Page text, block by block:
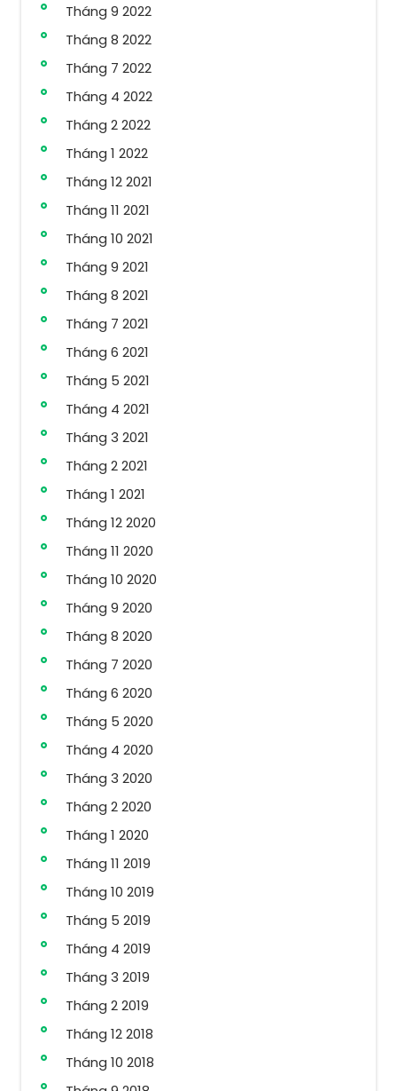
Tháng 9 2022
Tháng 8 2022
Tháng 7 2022
Tháng 4 2022
Tháng 2 2022
Tháng 1 2022
Tháng 12 2021
Tháng 11 2021
Tháng 10 2021
Tháng 9 2021
Tháng 8 2021
Tháng 7 2021
Tháng 6 2021
Tháng 5 2021
Tháng 4 2021
Tháng 3 2021
Tháng 2 2021
Tháng 1 2021
Tháng 12 2020
Tháng 11 2020
Tháng 10 2020
Tháng 9 2020
Tháng 8 2020
Tháng 7 2020
Tháng 6 2020
Tháng 5 2020
Tháng 4 2020
Tháng 3 2020
Tháng 2 2020
Tháng 1 2020
Tháng 11 2019
Tháng 10 2019
Tháng 5 2019
Tháng 4 2019
Tháng 3 2019
Tháng 2 2019
Tháng 12 2018
Tháng 10 2018